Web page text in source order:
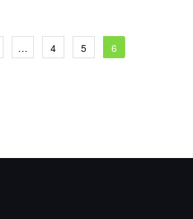
… 4 5 6